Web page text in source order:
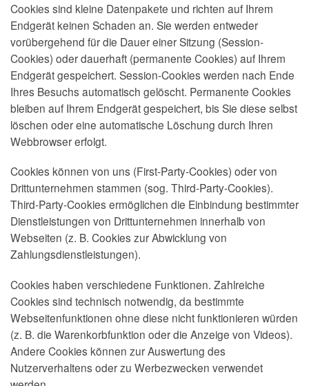
Cookies sind kleine Datenpakete und richten auf Ihrem
Endgerät keinen Schaden an. Sie werden entweder
vorübergehend für die Dauer einer Sitzung (Session-
Cookies) oder dauerhaft (permanente Cookies) auf Ihrem
Endgerät gespeichert. Session-Cookies werden nach Ende
Ihres Besuchs automatisch gelöscht. Permanente Cookies
bleiben auf Ihrem Endgerät gespeichert, bis Sie diese selbst
löschen oder eine automatische Löschung durch Ihren
Webbrowser erfolgt.
Cookies können von uns (First-Party-Cookies) oder von
Drittunternehmen stammen (sog. Third-Party-Cookies).
Third-Party-Cookies ermöglichen die Einbindung bestimmter
Dienstleistungen von Drittunternehmen innerhalb von
Webseiten (z. B. Cookies zur Abwicklung von
Zahlungsdienstleistungen).
Cookies haben verschiedene Funktionen. Zahlreiche
Cookies sind technisch notwendig, da bestimmte
Webseitenfunktionen ohne diese nicht funktionieren würden
(z. B. die Warenkorbfunktion oder die Anzeige von Videos).
Andere Cookies können zur Auswertung des
Nutzerverhaltens oder zu Werbezwecken verwendet